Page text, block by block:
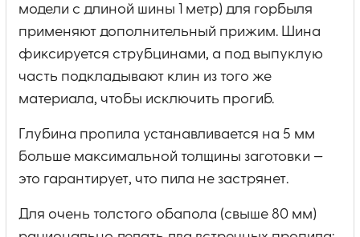
модели с длиной шины 1 метр) для горбыля
применяют дополнительный прижим. Шина
фиксируется струбцинами, а под выпуклую
часть подкладывают клин из того же
материала, чтобы исключить прогиб.
Глубина пропила устанавливается на 5 мм
больше максимальной толщины заготовки —
это гарантирует, что пила не застрянет.
Для очень толстого обапола (свыше 80 мм)